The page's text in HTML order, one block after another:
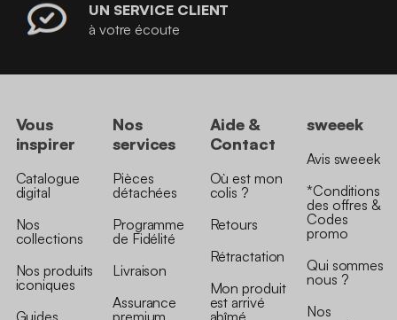
UN SERVICE CLIENT
à votre écoute
Vous
inspirer
Catalogue
digital
Nos
collections
Nos produits
iconiques
Nos
services
Pièces
détachées
Programme
de Fidélité
Livraison
Assurance
Aide &
Contact
Où est mon
colis ?
Retours
Rétractation
Mon produit
est arrivé
sweeek
Avis sweeek
*Conditions
des offres &
Codes
promo
Qui sommes
nous ?
Nos